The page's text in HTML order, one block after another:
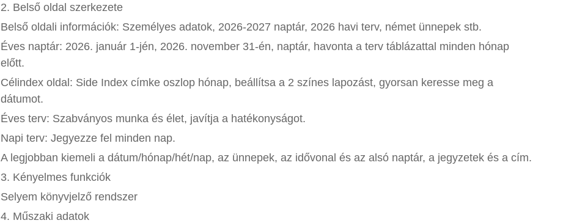
2. Belső oldal szerkezete
Belső oldali információk: Személyes adatok, 2026-2027 naptár, 2026 havi terv, német ünnepek stb.
Éves naptár: 2026. január 1-jén, 2026. november 31-én, naptár, havonta a terv táblázattal minden hónap
előtt.
Célindex oldal: Side Index címke oszlop hónap, beállítsa a 2 színes lapozást, gyorsan keresse meg a
dátumot.
Éves terv: Szabványos munka és élet, javítja a hatékonyságot.
Napi terv: Jegyezze fel minden nap.
A legjobban kiemeli a dátum/hónap/hét/nap, az ünnepek, az idővonal és az alsó naptár, a jegyzetek és a cím.
3. Kényelmes funkciók
Selyem könyvjelző rendszer
4. Műszaki adatok